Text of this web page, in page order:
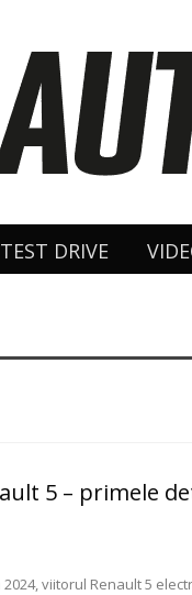
TEST DRIVE
5 – primele
viitorul Renault 5